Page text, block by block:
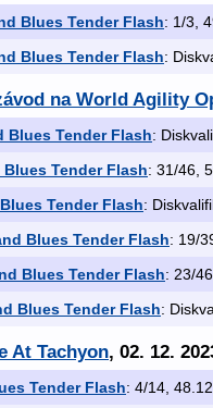
Blues Tender Flash: 1/3,
Blues Tender Flash:
na World Agility
Blues Tender Flash:
Tender Flash: 31/46,
Tender Flash:
Blues Tender Flash: 19/
Blues Tender Flash: 23/
Blues Tender Flash:
At Tachyon, 02. 12.
Tender Flash: 4/14,